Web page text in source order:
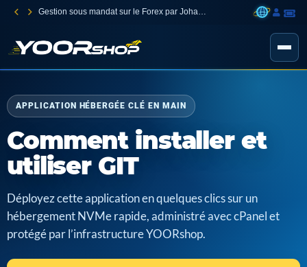
Gestion sous mandat sur le Forex par Johann Carnevali
APPLICATION HÉBERGÉE CLÉ EN MAIN
Comment installer et
utiliser GIT
Déployez cette application en quelques clics sur un
hébergement NVMe rapide, administré avec cPanel et
protégé par l’infrastructure YOORshop.